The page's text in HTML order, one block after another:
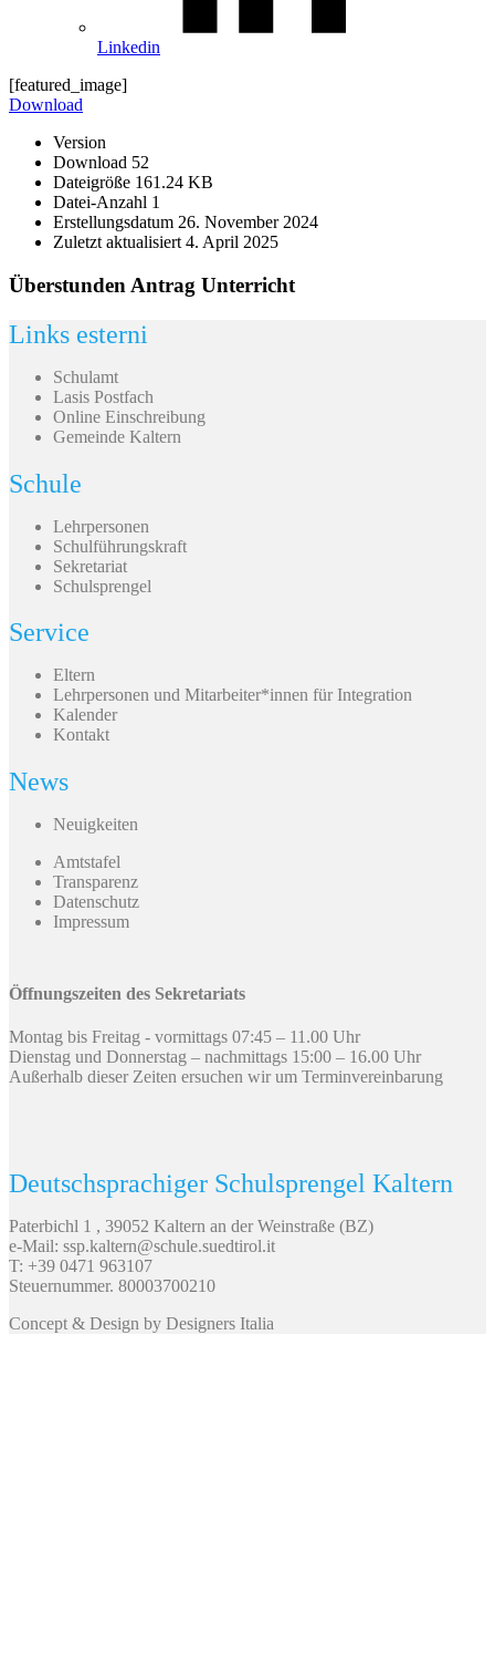
Linkedin
[featured_image]
Download
Version
Download 52
Dateigröße 161.24 KB
Datei-Anzahl 1
Erstellungsdatum 26. November 2024
Zuletzt aktualisiert 4. April 2025
Überstunden Antrag Unterricht
Links esterni
Schulamt
Lasis Postfach
Online Einschreibung
Gemeinde Kaltern
Schule
Lehrpersonen
Schulführungskraft
Sekretariat
Schulsprengel
Service
Eltern
Lehrpersonen und Mitarbeiter*innen für Integration
Kalender
Kontakt
News
Neuigkeiten
Amtstafel
Transparenz
Datenschutz
Impressum
Öffnungszeiten des Sekretariats
Montag bis Freitag - vormittags 07:45 – 11.00 Uhr
Dienstag und Donnerstag – nachmittags 15:00 – 16.00 Uhr
Außerhalb dieser Zeiten ersuchen wir um Terminvereinbarung
Deutschsprachiger Schulsprengel Kaltern
Paterbichl 1 , 39052 Kaltern an der Weinstraße (BZ)
e-Mail: ssp.kaltern@schule.suedtirol.it
T: +39 0471 963107
Steuernummer. 80003700210
Concept & Design by Designers Italia